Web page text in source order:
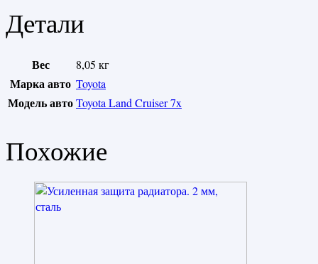
Детали
Вес 8,05 кг
Марка авто Toyota
Модель автоToyota Land Cruiser 7x
Похожие